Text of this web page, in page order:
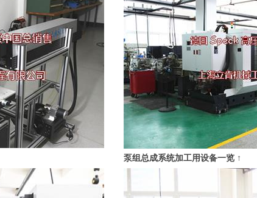
泵组总成系统加工用设备一览 ↑